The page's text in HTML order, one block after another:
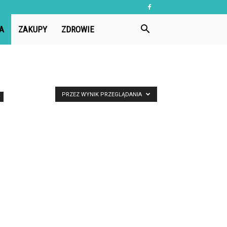
ZAKUPY ZDROWIE
PRZEZ WYNIK PRZEGLĄDANIA